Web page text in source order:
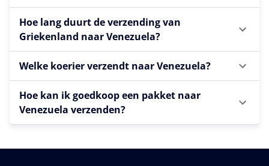
Hoe lang duurt de verzending van
Griekenland naar Venezuela?
Welke koerier verzendt naar Venezuela?
Hoe kan ik goedkoop een pakket naar
Venezuela verzenden?